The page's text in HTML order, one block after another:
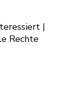
|
Rechte